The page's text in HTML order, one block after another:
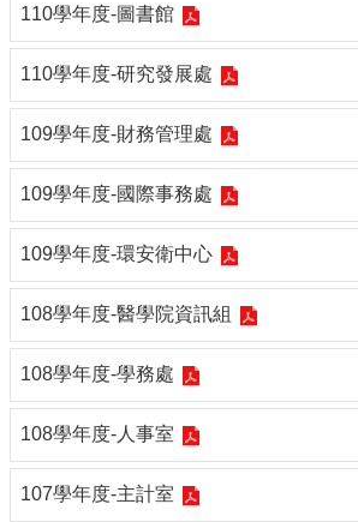
見
問
答
關
秘
書
室
務
團
隊
規
彙
編
110學年度-圖書館
110學年度-研究發展處
109學年度-財務管理處
109學年度-國際事務處
109學年度-環安衛中心
108學年度-醫學院資訊組
108學年度-學務處
108學年度-人事室
107學年度-主計室